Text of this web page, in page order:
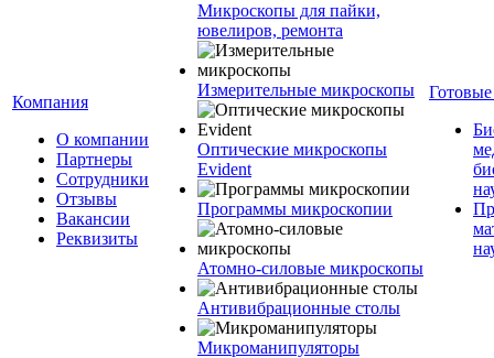
Компания
О компании
Партнеры
Сотрудники
Отзывы
Вакансии
Реквизиты
Микроскопы для пайки,
ювелиров, ремонта
Измерительные микроскопы
Оптические микроскопы
Evident
Программы микроскопии
Атомно-силовые микроскопы
Антивибрационные столы
Микроманипуляторы